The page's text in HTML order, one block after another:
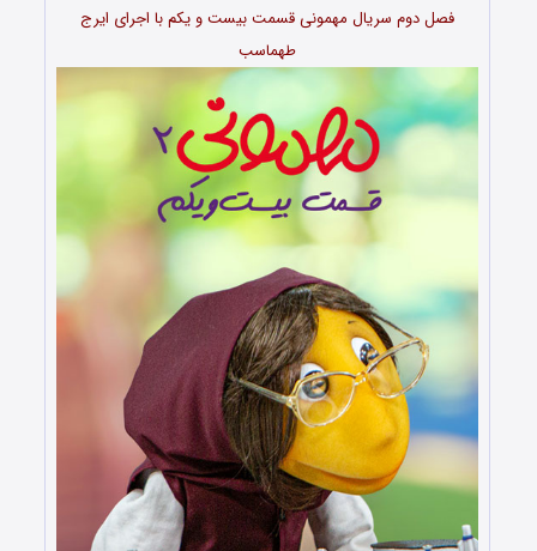
فصل دوم سریال مهمونی قسمت بیست و یکم با اجرای ایرج
طهماسب